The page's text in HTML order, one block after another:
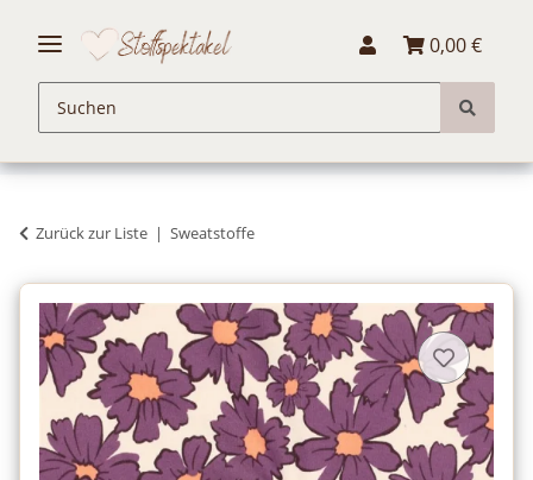
0,00 €
Zurück zur Liste Sweatstoffe